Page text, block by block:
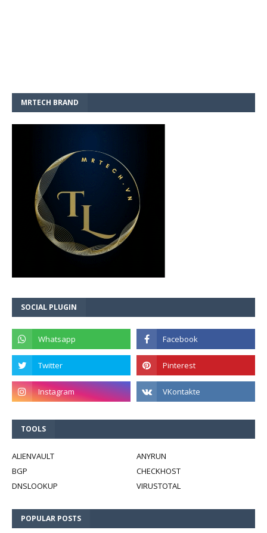
MRTECH BRAND
SOCIAL PLUGIN
TOOLS
ALIENVAULT
ANYRUN
BGP
CHECKHOST
DNSLOOKUP
VIRUSTOTAL
POPULAR POSTS